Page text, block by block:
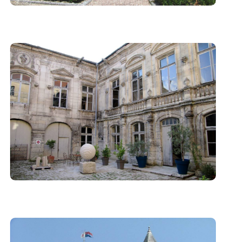
pour l'ensemble de la journée.
proposée ultérieurement par courriel suite à votre
inscription.
Venez nombreux !